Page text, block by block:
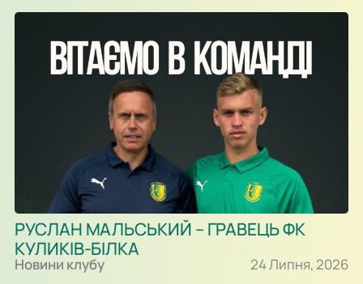
РУСЛАН МАЛЬСЬКИЙ – ГРАВЕЦЬ ФК
КУЛИКІВ-БІЛКА
Новини клубу 24 Липня, 2026